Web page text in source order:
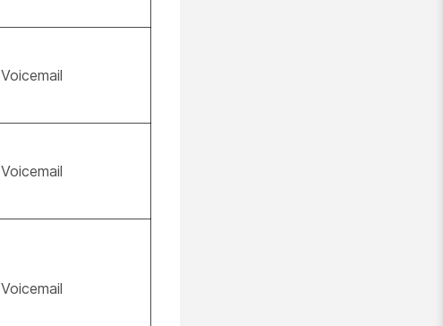
Voicemail
Voicemail
Voicemail